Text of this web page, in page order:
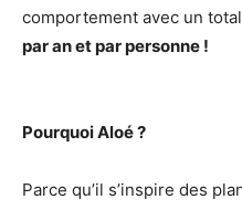
comportement avec un
par an et par personne !
Pourquoi Aloé ?
Parce qu’il s’inspire des